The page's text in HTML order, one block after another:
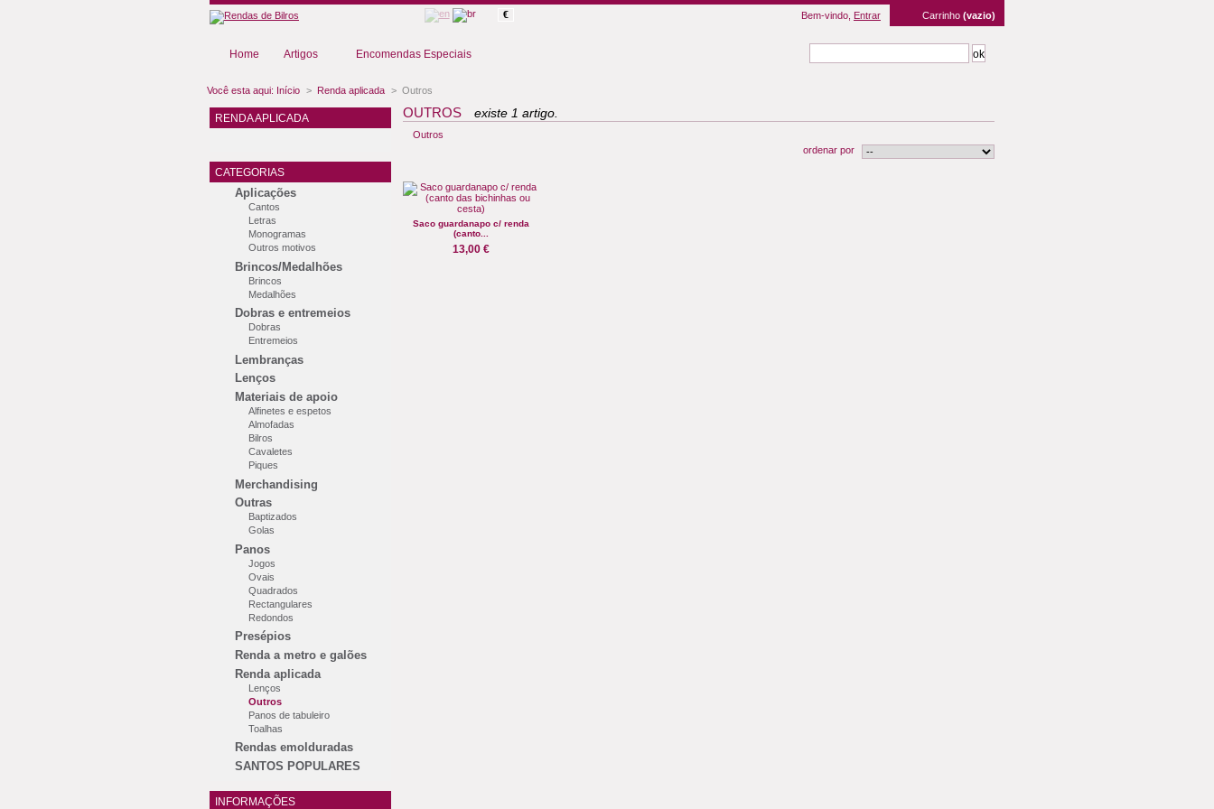
€ Carrinho (vazio)
Bem-vindo, Entrar
Home Artigos Encomendas Especiais
RENDA APLICADA
CATEGORIAS
Aplicações
Cantos
Letras
Monogramas
Outros motivos
Brincos/Medalhões
Brincos
Medalhões
Dobras e entremeios
Dobras
Entremeios
Lembranças
Lenços
Materiais de apoio
Alfinetes e espetos
Almofadas
Bilros
Cavaletes
Piques
Merchandising
Outras
Baptizados
Golas
Panos
Jogos
Ovais
Quadrados
Rectangulares
Redondos
Presépios
Renda a metro e galões
Renda aplicada
Lenços
Outros
Panos de tabuleiro
Toalhas
Rendas emolduradas
SANTOS POPULARES
INFORMAÇÕES
Você esta aqui: Início > Renda aplicada > Outros
OUTROS existe 1 artigo.
Outros
ordenar por
Saco guardanapo c/ renda
(canto...
13,00 €